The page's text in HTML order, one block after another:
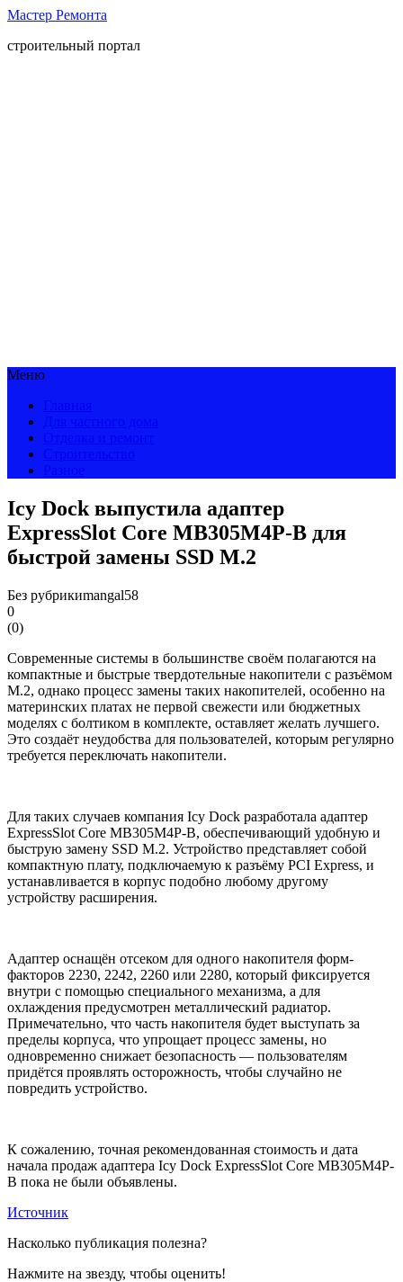
Мастер Ремонта
строительный портал
Меню
Icy Dock выпустила адаптер
ExpressSlot Core MB305M4P-B для
быстрой замены SSD M.2
Без рубрикиmangal58
0
(0)
Современные системы в большинстве своём полагаются на
компактные и быстрые твердотельные накопители с разъёмом
M.2, однако процесс замены таких накопителей, особенно на
материнских платах не первой свежести или бюджетных
моделях с болтиком в комплекте, оставляет желать лучшего.
Это создаёт неудобства для пользователей, которым регулярно
требуется переключать накопители.
Для таких случаев компания Icy Dock разработала адаптер
ExpressSlot Core MB305M4P-B, обеспечивающий удобную и
быструю замену SSD M.2. Устройство представляет собой
компактную плату, подключаемую к разъёму PCI Express, и
устанавливается в корпус подобно любому другому
устройству расширения.
Адаптер оснащён отсеком для одного накопителя форм-
факторов 2230, 2242, 2260 или 2280, который фиксируется
внутри с помощью специального механизма, а для
охлаждения предусмотрен металлический радиатор.
Примечательно, что часть накопителя будет выступать за
пределы корпуса, что упрощает процесс замены, но
одновременно снижает безопасность — пользователям
придётся проявлять осторожность, чтобы случайно не
повредить устройство.
К сожалению, точная рекомендованная стоимость и дата
начала продаж адаптера Icy Dock ExpressSlot Core MB305M4P-
B пока не были объявлены.
Источник
Насколько публикация полезна?
Нажмите на звезду, чтобы оценить!